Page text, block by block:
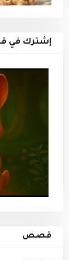
إشترك في
قصص